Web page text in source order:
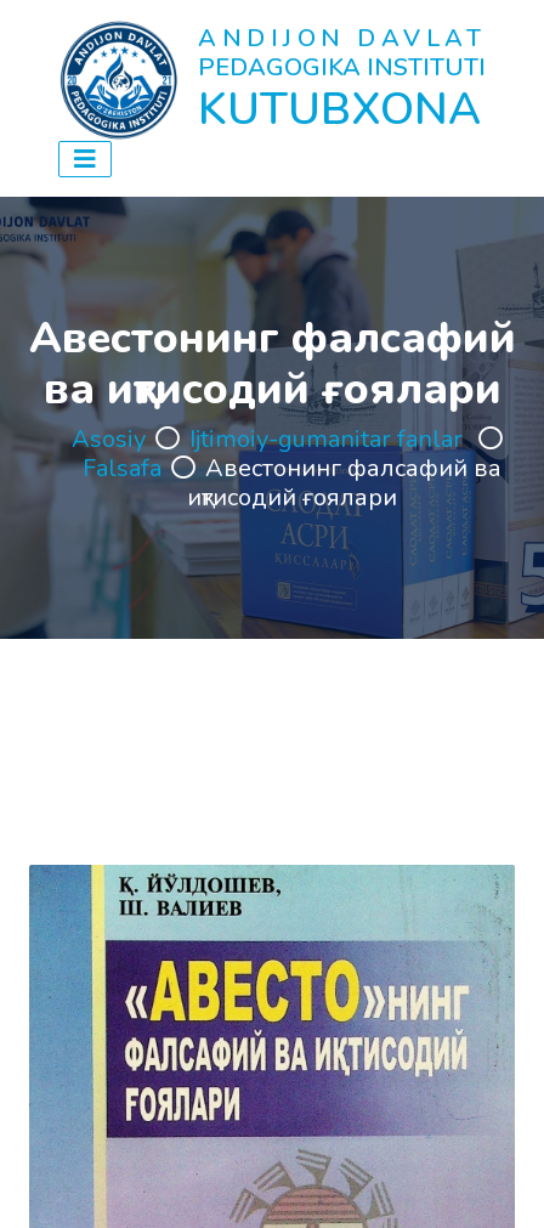
ANDIJON DAVLAT
PEDAGOGIKA INSTITUTI
KUTUBXONA
Авестонинг фалсафий
ва иқтисодий ғоялари
Asosiy
Ijtimoiy-gumanitar fanlar
Falsafa
Авестонинг фалсафий ва
иқтисодий ғоялари